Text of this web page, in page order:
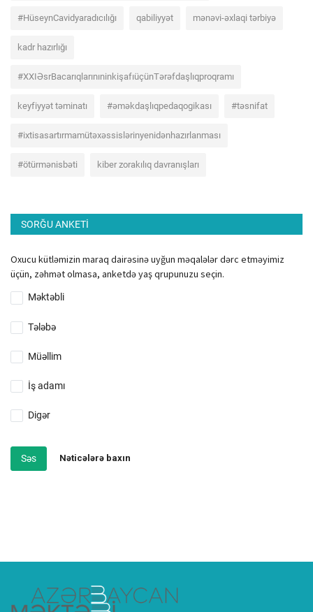
#HüseynCavidyaradıcılığı qabiliyyət mənəvi-əxlaqi tərbiyə
kadr hazırlığı
#XXIƏsrBacarıqlarınıninkişafıüçünTərəfdaşlıqproqramı
keyfiyyət təminatı #əməkdaşlıqpedaqogikası #təsnifat
#ixtisasartırmamütəxəssislərinyenidənhazırlanması
#ötürmənisbəti kiber zorakılıq davranışları
SORĞU ANKETI
Oxucu kütləmizin maraq dairəsinə uyğun məqalələr dərc etməyimiz
üçün, zəhmət olmasa, anketdə yaş qrupunuzu seçin.
Məktəbli
Tələbə
Müəllim
İş adamı
Digər
Səs Nəticələrə baxın